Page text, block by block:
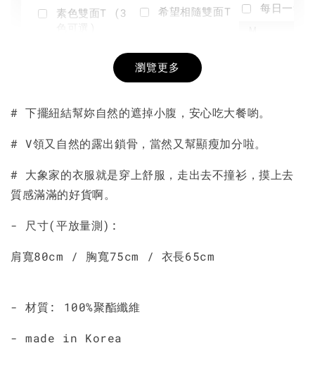
素色雙面T (3
+
希望相隨雙面T
NT$ 190
-
每日一笑
瀏覽更多
# 下擺紐結幫妳自然的遮掉小腹，安心吃大餐喲。
# V領又自然的露出鎖骨，當然又幫顯瘦加分啦。
# 大象家的衣服就是穿上舒服，走出去不撞衫，摸上去
質感滿滿的好貨啊。
- 尺寸(平放量測):
肩寬80cm / 胸寬75cm / 衣長65cm
- 材質: 100%聚酯纖維
- made in Korea